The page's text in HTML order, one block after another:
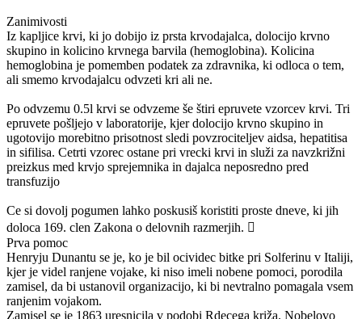
Zanimivosti
Iz kapljice krvi, ki jo dobijo iz prsta krvodajalca, dolocijo krvno
skupino in kolicino krvnega barvila (hemoglobina). Kolicina
hemoglobina je pomemben podatek za zdravnika, ki odloca o tem,
ali smemo krvodajalcu odvzeti kri ali ne.
Po odvzemu 0.5l krvi se odvzeme še štiri epruvete vzorcev krvi. Tri
epruvete pošljejo v laboratorije, kjer dolocijo krvno skupino in
ugotovijo morebitno prisotnost sledi povzrociteljev aidsa, hepatitisa
in sifilisa. Cetrti vzorec ostane pri vrecki krvi in služi za navzkrižni
preizkus med krvjo sprejemnika in dajalca neposredno pred
transfuzijo
Ce si dovolj pogumen lahko poskusiš koristiti proste dneve, ki jih
doloca 169. clen Zakona o delovnih razmerjih. 
Prva pomoc
Henryju Dunantu se je, ko je bil ocividec bitke pri Solferinu v Italiji,
kjer je videl ranjene vojake, ki niso imeli nobene pomoci, porodila
zamisel, da bi ustanovil organizacijo, ki bi nevtralno pomagala vsem
ranjenim vojakom.
Zamisel se je 1863 uresnicila v podobi Rdecega križa. Nobelovo